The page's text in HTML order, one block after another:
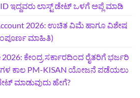
ಇದ್ದವರು ಲಾಸ್ಟ್‌ ಡೇಟ್‌ ಒಳಗೆ ಅಪ್ಲೆ ಮಾಡಿ
2026: ಉಚಿತ ವಿಮೆ ಹಾಗೂ ವಿಶೇಷ
ಮಾಹಿತಿ)
2026: ಕೇಂದ್ರ ಸರ್ಕಾರದಿಂದ ರೈತರಿಗೆ ಭರ್ಜರಿ
ಕಾಲ PM-KISAN ಯೋಜನೆ ಪಡೆಯಲು
ಮಾಡುವುದು ಹೇಗೆ?